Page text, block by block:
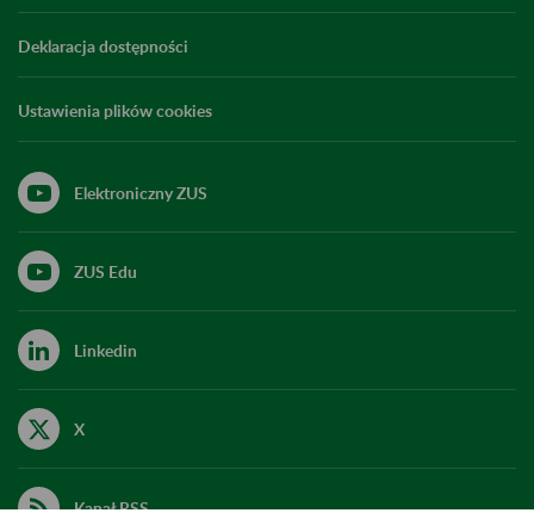
Deklaracja dostępności
Ustawienia plików cookies
Elektroniczny ZUS
ZUS Edu
Linkedin
X
Kanał RSS